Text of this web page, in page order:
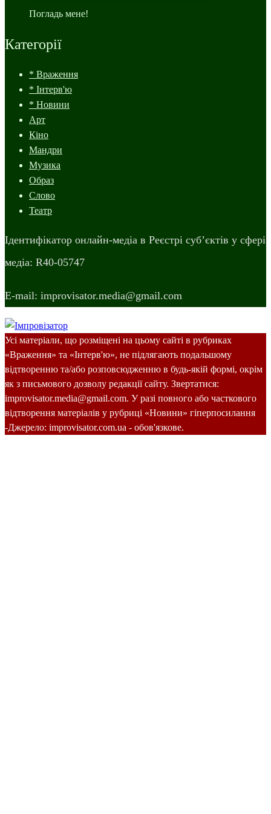
Погладь мене!
Категорії
* Враження
* Інтерв'ю
* Новини
Арт
Кіно
Мандри
Музика
Образ
Слово
Театр
Ідентифікатор онлайн-медіа в Реєстрі суб’єктів у сфері
медіа: R40-05747
E-mail: improvisator.media@gmail.com
Усі матеріали, що розміщені на цьому сайті в рубриках
«Враження» та «Інтерв'ю», не підлягають подальшому
відтворенню та/або розповсюдженню в будь-якій формі, окрім
як з письмового дозволу редакції сайту. Звертатися:
improvisator.media@gmail.com. У разі повного або часткового
відтворення матеріалів у рубриці «Новини» гіперпосилання
-Джерело: improvisator.com.ua - обов'язкове.